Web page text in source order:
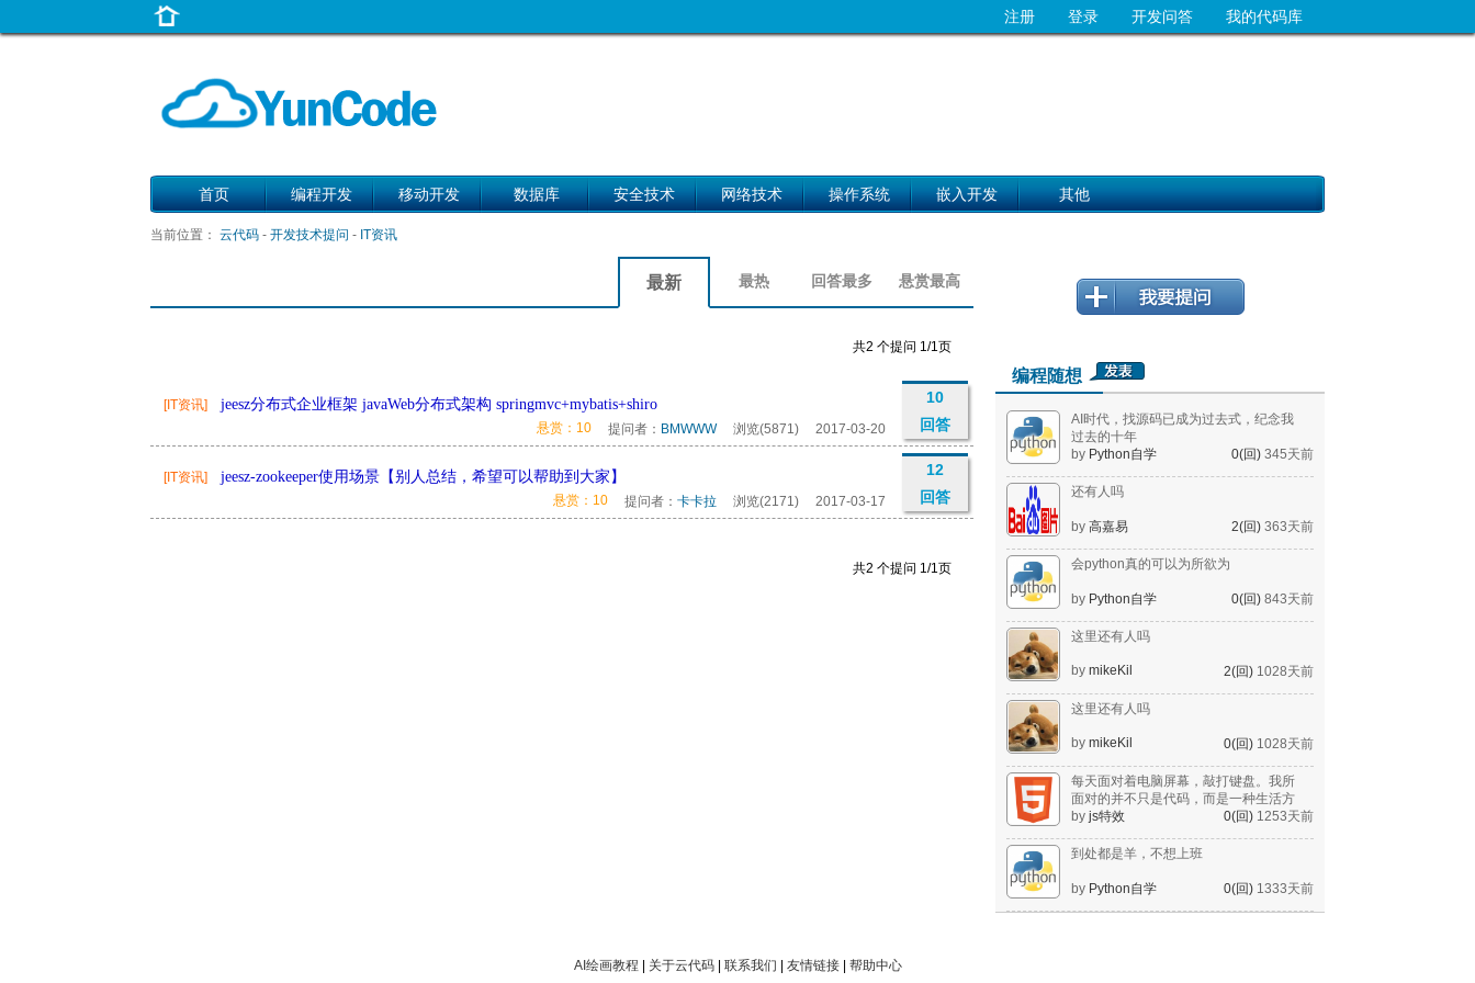
我的代码库
开发问答
登录
注册
首页 编程开发 移动开发 数据库 安全技术 网络技术 操作系统 嵌入开发 其他
当前位置： 云代码 - 开发技术提问 - IT资讯
编程随想
AI时代，找源码已成为过去式，纪念我
过去的十年
by Python自学 0(回) 345天前
还有人吗
by 高嘉易 2(回) 363天前
会python真的可以为所欲为
by Python自学 0(回) 843天前
这里还有人吗
by mikeKil 2(回) 1028天前
这里还有人吗
by mikeKil 0(回) 1028天前
每天面对着电脑屏幕，敲打键盘。我所
面对的并不只是代码，而是一种生活方
式。
by js特效 0(回) 1253天前
到处都是羊，不想上班
by Python自学 0(回) 1333天前
悬赏最高
回答最多
最热
最新
共2 个提问 1/1页
[IT资讯] jeesz分布式企业框架 javaWeb分布式架构 springmvc+mybatis+shiro
10
回答
2017-03-20
浏览(5871)
提问者： BMWWW
悬赏：10
[IT资讯] jeesz-zookeeper使用场景【别人总结，希望可以帮助到大家】
12
回答
2017-03-17
浏览(2171)
提问者： 卡卡拉
悬赏：10
共2 个提问 1/1页
AI绘画教程 关于云代码| 联系我们 友情链接| 帮助中心